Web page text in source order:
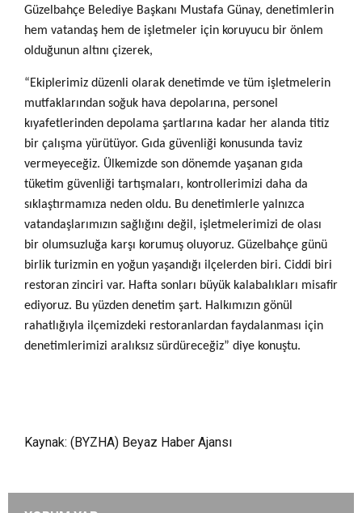
Güzelbahçe Belediye Başkanı Mustafa Günay, denetimlerin
hem vatandaş hem de işletmeler için koruyucu bir önlem
olduğunun altını çizerek,
“Ekiplerimiz düzenli olarak denetimde ve tüm işletmelerin
mutfaklarından soğuk hava depolarına, personel
kıyafetlerinden depolama şartlarına kadar her alanda titiz
bir çalışma yürütüyor. Gıda güvenliği konusunda taviz
vermeyeceğiz. Ülkemizde son dönemde yaşanan gıda
tüketim güvenliği tartışmaları, kontrollerimizi daha da
sıklaştırmamıza neden oldu. Bu denetimlerle yalnızca
vatandaşlarımızın sağlığını değil, işletmelerimizi de olası
bir olumsuzluğa karşı korumuş oluyoruz. Güzelbahçe günü
birlik turizmin en yoğun yaşandığı ilçelerden biri. Ciddi biri
restoran zinciri var. Hafta sonları büyük kalabalıkları misafir
ediyoruz. Bu yüzden denetim şart. Halkımızın gönül
rahatlığıyla ilçemizdeki restoranlardan faydalanması için
denetimlerimizi aralıksız sürdüreceğiz” diye konuştu.
Kaynak: (BYZHA) Beyaz Haber Ajansı